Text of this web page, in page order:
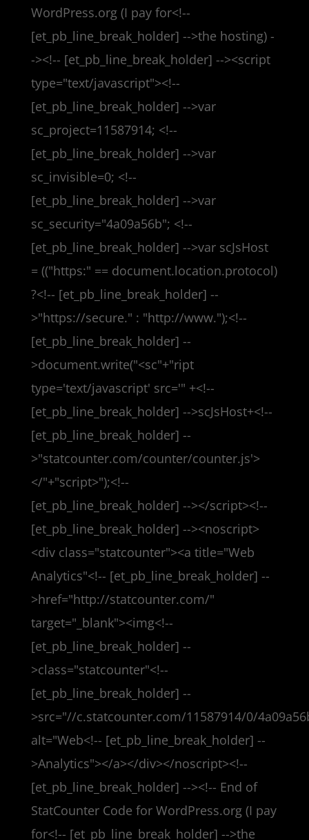
WordPress.org (I pay for<!--
[et_pb_line_break_holder] -->the hosting) -
-><!-- [et_pb_line_break_holder] --><script
type="text/javascript"><!--
[et_pb_line_break_holder] -->var
sc_project=11587914; <!--
[et_pb_line_break_holder] -->var
sc_invisible=0; <!--
[et_pb_line_break_holder] -->var
sc_security="4a09a56b"; <!--
[et_pb_line_break_holder] -->var scJsHost
= (("https:" == document.location.protocol)
?<!-- [et_pb_line_break_holder] --
>"https://secure." : "http://www.");<!--
[et_pb_line_break_holder] --
>document.write("<sc"+"ript
type='text/javascript' src='" +<!--
[et_pb_line_break_holder] -->scJsHost+<!--
[et_pb_line_break_holder] --
>"statcounter.com/counter/counter.js'>
</"+"script>");<!--
[et_pb_line_break_holder] --></script><!--
[et_pb_line_break_holder] --><noscript>
<div class="statcounter"><a title="Web
Analytics"<!-- [et_pb_line_break_holder] --
>href="http://statcounter.com/"
target="_blank"><img<!--
[et_pb_line_break_holder] --
>class="statcounter"<!--
[et_pb_line_break_holder] --
>src="//c.statcounter.com/11587914/0/
alt="Web<!-- [et_pb_line_break_holder] --
>Analytics"></a></div></noscript><!--
[et_pb_line_break_holder] --><!-- End of
StatCounter Code for WordPress.org (I pay
for<!-- [et_pb_line_break_holder] -->the